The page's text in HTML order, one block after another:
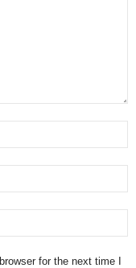
for the next time I